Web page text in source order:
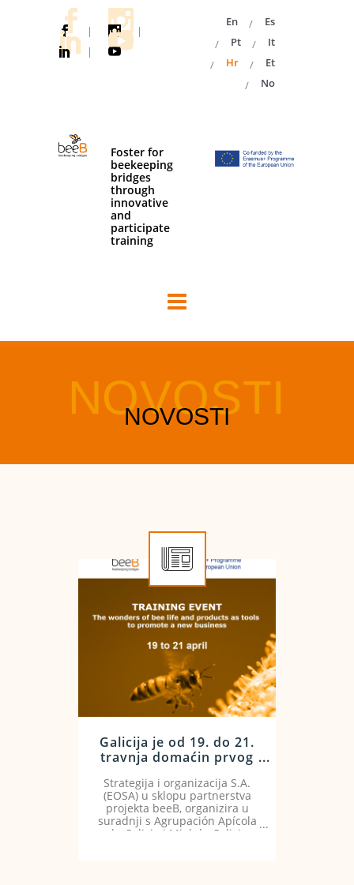
|
|
|
En
Es
Pt
It
Hr
Et
No
Foster for
beekeeping
bridges
through
innovative
and
participate
training
Galicija je od 19. do 21.
travnja domaćin prvog
projekta beeB
Strategija i organizacija S.A.
(EOSA) u sklopu partnerstva
projekta beeB, organizira u
suradnji s Agrupación Apícola
de Galicia i Miel de Galicia